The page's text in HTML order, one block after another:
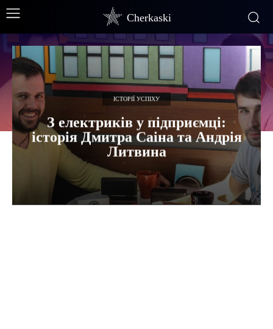
Cherkaski
ІСТОРІЇ УСПІХУ
З електриків у підприємці:
історія Дмитра Саіна та Андрія
Литвина